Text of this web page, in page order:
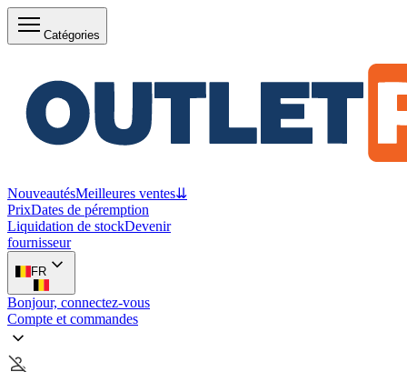
Catégories
NouveautésMeilleures ventes⇊
PrixDates de péremption
Liquidation de stockDevenir
fournisseur
FR
Bonjour, connectez-vous
Compte et commandes